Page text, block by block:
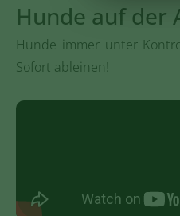
Hunde auf der
Hunde immer unter
Sofort ableinen!